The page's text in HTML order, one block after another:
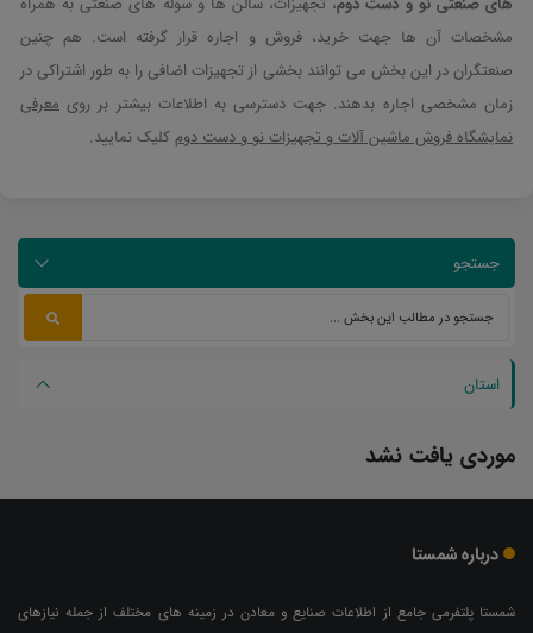
مشخصات آن ها جهت خرید، فروش و اجاره قرار گرفته است. هم چنین
صنعتگران در این بخش می توانند بخشی از تجهیزات اضافی را به طور اشتراکی در
زمان مشخصی اجاره بدهند. جهت دسترسی به اطلاعات بیشتر بر روی معرفی
نمایشگاه فروش ماشین آلات و تجهیزات نو و دست دومکلیک نمایید.
جستجو
استان
موردی یافت نشد
درباره شمستا
شمستا پلتفرمی جامع از اطلاعات صنایع و معادن در زمینه های مختلف از جمله نیازهای